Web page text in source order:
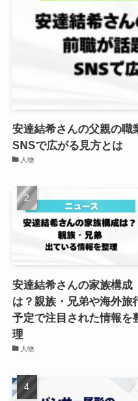
安達結希さんの父親の職
SNSで広がる見方とは
人物
安達結希さんの家族構成
は？親族・兄弟や海外旅
予定で注目された情報を
理
人物